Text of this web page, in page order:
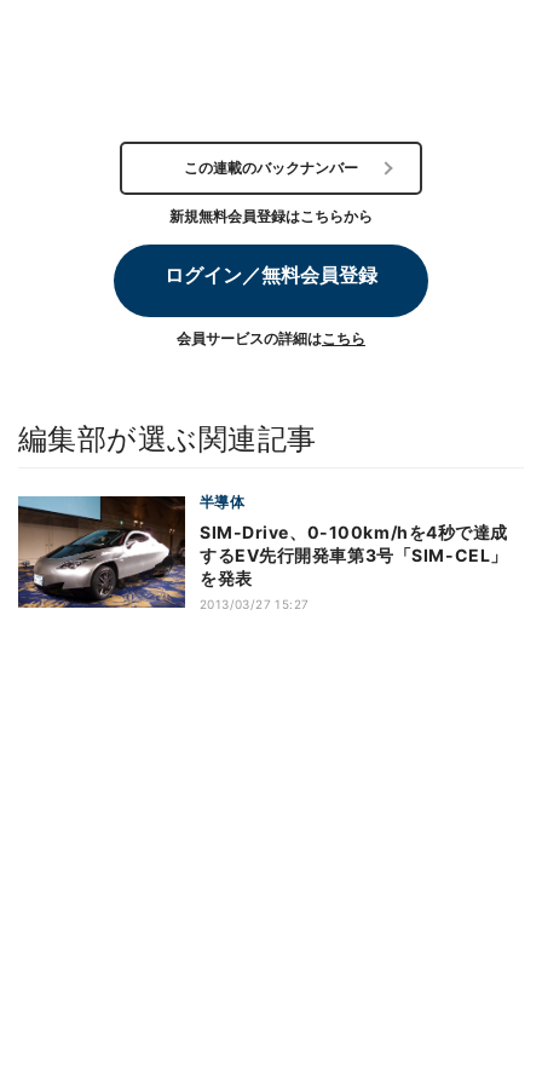
この連載のバックナンバー
新規無料会員登録はこちらから
ログイン／無料会員登録
会員サービスの詳細はこちら
編集部が選ぶ関連記事
半導体
SIM-Drive、0-100km/hを4秒で達成
するEV先行開発車第3号「SIM-CEL」
を発表
2013/03/27 15:27